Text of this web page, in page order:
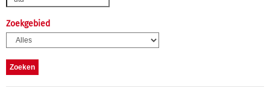
Zoekgebied